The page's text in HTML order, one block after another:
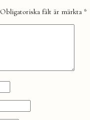
Obligatoriska fält är märkta *